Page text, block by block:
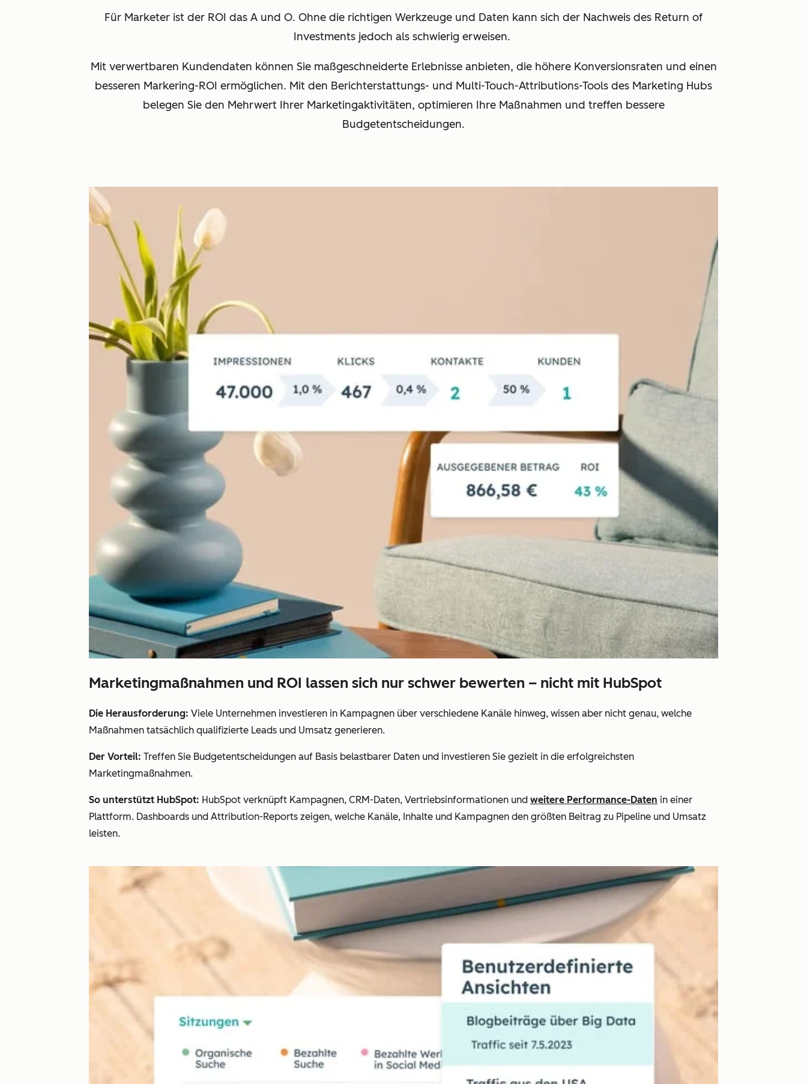
Für Marketer ist der ROI das A und O. Ohne die richtigen Werkzeuge und Daten kann sich der Nachweis des Return of
Investments jedoch als schwierig erweisen.
Mit verwertbaren Kundendaten können Sie maßgeschneiderte Erlebnisse anbieten, die höhere Konversionsraten und einen
besseren Markering-ROI ermöglichen. Mit den Berichterstattungs- und Multi-Touch-Attributions-Tools des Marketing Hubs
belegen Sie den Mehrwert Ihrer Marketingaktivitäten, optimieren Ihre Maßnahmen und treffen bessere
Budgetentscheidungen.
Marketingmaßnahmen und ROI lassen sich nur schwer bewerten – nicht mit HubSpot
Die Herausforderung: Viele Unternehmen investieren in Kampagnen über verschiedene Kanäle hinweg, wissen aber nicht genau, welche
Maßnahmen tatsächlich qualifizierte Leads und Umsatz generieren.
Der Vorteil: Treffen Sie Budgetentscheidungen auf Basis belastbarer Daten und investieren Sie gezielt in die erfolgreichsten
Marketingmaßnahmen.
So unterstützt HubSpot: HubSpot verknüpft Kampagnen, CRM-Daten, Vertriebsinformationen und weitere Performance-Daten in einer
Plattform. Dashboards und Attribution-Reports zeigen, welche Kanäle, Inhalte und Kampagnen den größten Beitrag zu Pipeline und Umsatz
leisten.